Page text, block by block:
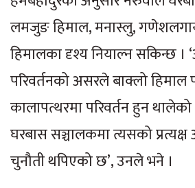
लमजुङ हिमाल, मनास्लु,
हिमालका दृश्य नियाल्न सकिन्छ
परिवर्तनको असरले बाक्लो हिमाल
कालापत्थरमा परिवर्तन हुन
घरबास सञ्चालकमा त्यसको प्रत्यक्ष
चुनौती थपिएको छ’, उनले भने ।